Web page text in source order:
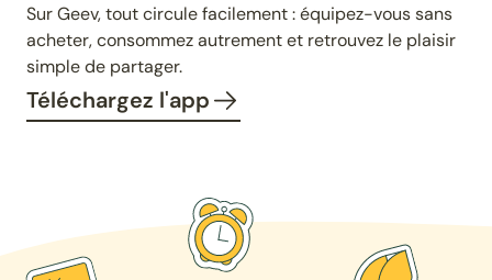
Sur Geev, tout circule facilement : équipez-vous sans
acheter, consommez autrement et retrouvez le plaisir
simple de partager.
Téléchargez l'app